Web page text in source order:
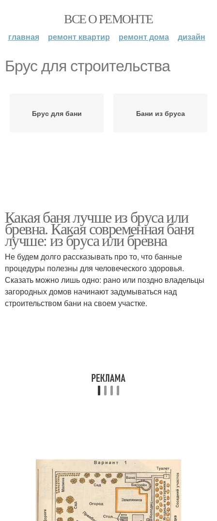
ВСЕ О РЕМОНТЕ
главная ремонт квартир ремонт дома дизайн
Брус для строительства
Брус для бани Бани из бруса
Какая баня лучше из бруса или
бревна. Какая современная баня
лучше: из бруса или бревна
Не будем долго рассказывать про то, что банные
процедуры полезны для человеческого здоровья.
Сказать можно лишь одно: рано или поздно владельцы
загородных домов начинают задумываться над
строительством бани на своем участке.